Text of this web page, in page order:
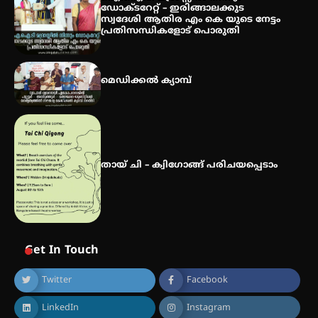
വിദ്യാർത്ഥികൾ
ബാലൻ ഹാളിൽ 16ന്
ഡോക്ടറേറ്റ് – ഇരിങ്ങാലക്കുട
സ്വദേശി ആതിര എം കെ യുടെ നേട്ടം
പ്രതിസന്ധികളോട് പൊരുതി
മെഡിക്കൽ ക്യാമ്പ്
തായ് ചി – ക്വിഗോങ്ങ് പരിചയപ്പെടാം
Get In Touch
Twitter Facebook
LinkedIn Instagram